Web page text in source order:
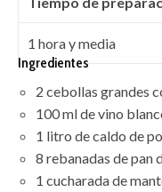
1 hora y media
Ingredientes
2 cebollas grandes
100 ml de vino
1 litro de caldo de
8 rebanadas de pan
1 cucharada de